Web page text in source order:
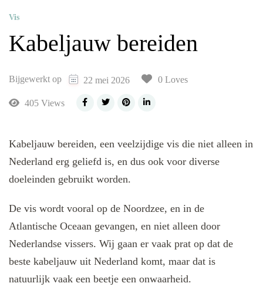
Vis
Kabeljauw bereiden
Bijgewerkt op 22 mei 2026 0 Loves
405 Views
Kabeljauw bereiden, een veelzijdige vis die niet alleen in
Nederland erg geliefd is, en dus ook voor diverse
doeleinden gebruikt worden.
De vis wordt vooral op de Noordzee, en in de
Atlantische Oceaan gevangen, en niet alleen door
Nederlandse vissers. Wij gaan er vaak prat op dat de
beste kabeljauw uit Nederland komt, maar dat is
natuurlijk vaak een beetje een onwaarheid.